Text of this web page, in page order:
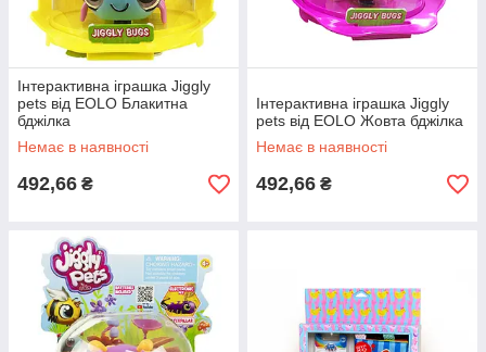
Інтерактивна іграшка Jiggly
pets від EOLO Блакитна
бджілка
Немає в наявності
492,66 ₴
Інтерактивна іграшка Jiggly
pets від EOLO Жовта бджілка
Немає в наявності
492,66 ₴